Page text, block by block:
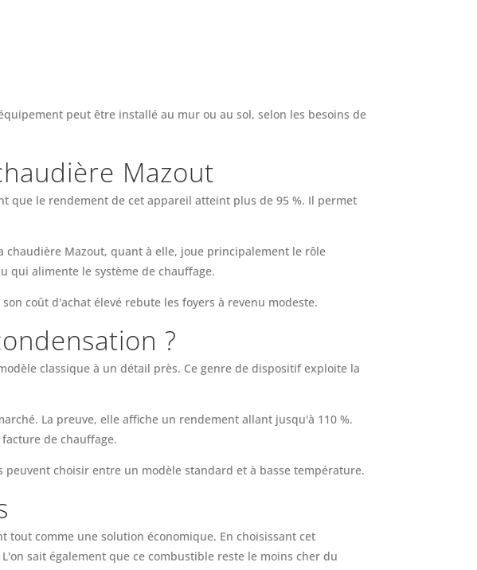
peut être installé au mur ou au sol, selon les besoins de
Mazout
que le rendement de cet appareil atteint plus de 95 %. Il permet
Mazout, quant à elle, joue principalement le rôle
qui alimente le système de chauffage.
coût d'achat élevé rebute les foyers à revenu modeste.
?
classique à un détail près. Ce genre de dispositif exploite la
La preuve, elle affiche un rendement allant jusqu'à 110 %.
de chauffage.
choisir entre un modèle standard et à basse température.
tout comme une solution économique. En choisissant cet
sait également que ce combustible reste le moins cher du